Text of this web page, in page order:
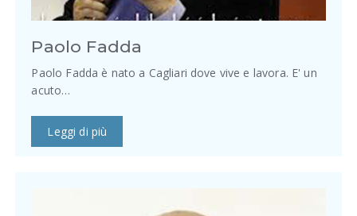
Paolo Fadda
Paolo Fadda è nato a Cagliari dove vive e lavora. E' un
acuto…
Leggi di più